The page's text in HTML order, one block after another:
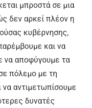
μπροστά σε μια
δεν αρκεί πλέον η
κυβέρνησης,
και να
να αποφύγουμε τα
πόλεμο με τη
να αντιμετωπίσουμε
δυνατές